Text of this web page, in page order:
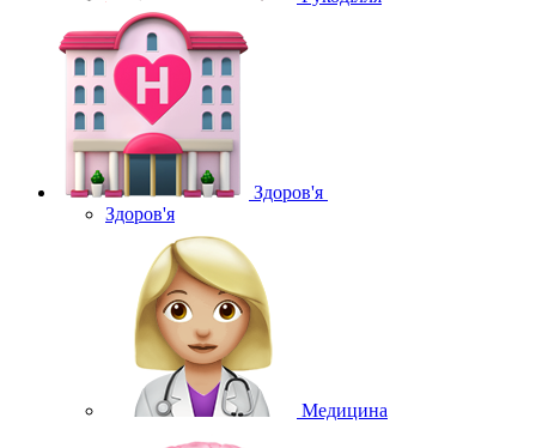
Здоров'я
Здоров'я
Медицина